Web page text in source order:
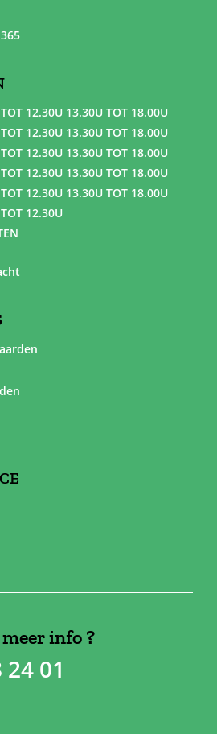
12.30U 13.30U TOT 18.00U
12.30U 13.30U TOT 18.00U
12.30U 13.30U TOT 18.00U
12.30U 13.30U TOT 18.00U
12.30U 13.30U TOT 18.00U
12.30U
info ?
01